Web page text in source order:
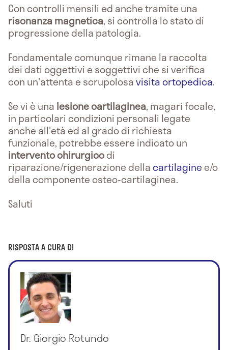
Con controlli mensili ed anche tramite una
risonanza magnetica, si controlla lo stato di
progressione della patologia.
Fondamentale comunque rimane la raccolta
dei dati oggettivi e soggettivi che si verifica
con un'attenta e scrupolosavisita ortopedica.
Se vi è una lesione cartilaginea, magari focale,
in particolari condizioni personali legate
anche all'età ed al grado di richiesta
funzionale, potrebbe essere indicato un
intervento chirurgicodi
riparazione/rigenerazione dellacartilaginee/o
della componente osteo-cartilaginea.
Saluti
RISPOSTA A CURA DI
Dr. Giorgio Rotundo